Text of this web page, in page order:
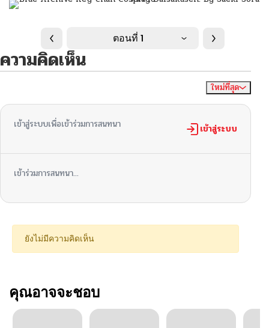
ตอนที่ 1
ความคิดเห็น
ใหม่ที่สุด
เข้าสู่ระบบเพื่อเข้าร่วมการสนทนา เข้าสู่ระบบ
เข้าร่วมการสนทนา...
ยังไม่มีความคิดเห็น
คุณอาจจะชอบ